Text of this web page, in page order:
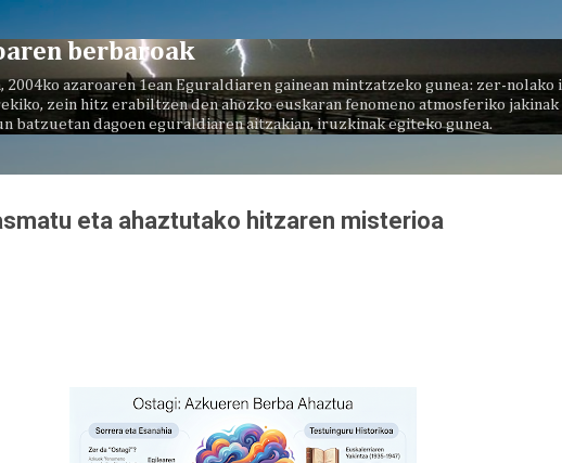
berbaroak
2004ko azaroaren 1ean Eguraldiaren gainean mintzatzeko gunea: zer-nolako
zein hitz erabiltzen den ahozko euskaran fenomeno atmosferiko jakinak
batzuetan dagoen eguraldiaren aitzakian, iruzkinak egiteko gunea.
eta ahaztutako hitzaren misterioa